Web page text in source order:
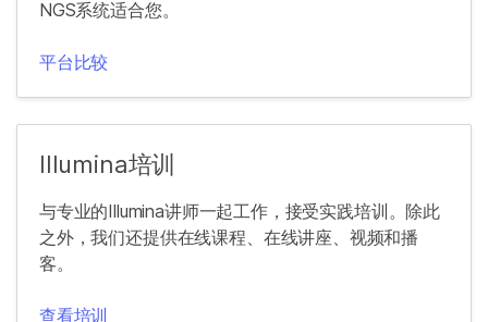
NGS系统适合您。
平台比较
Illumina培训
与专业的Illumina讲师一起工作，接受实践培训。除此
之外，我们还提供在线课程、在线讲座、视频和播
客。
查看培训